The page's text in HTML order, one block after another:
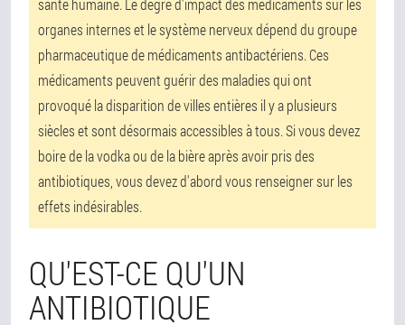
santé humaine. Le degré d'impact des médicaments sur les
organes internes et le système nerveux dépend du groupe
pharmaceutique de médicaments antibactériens. Ces
médicaments peuvent guérir des maladies qui ont
provoqué la disparition de villes entières il y a plusieurs
siècles et sont désormais accessibles à tous. Si vous devez
boire de la vodka ou de la bière après avoir pris des
antibiotiques, vous devez d'abord vous renseigner sur les
effets indésirables.
QU'EST-CE QU'UN
ANTIBIOTIQUE